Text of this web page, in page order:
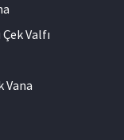
Valfı
Vana